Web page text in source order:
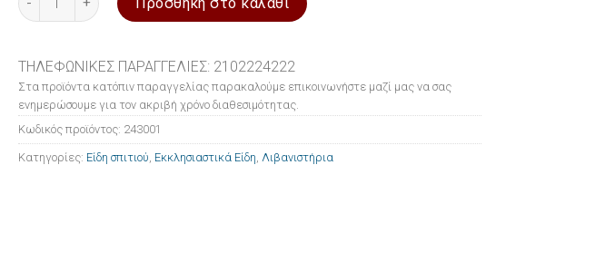
ΤΗΛΕΦΩΝΙΚΕΣ ΠΑΡΑΓΓΕΛΙΕΣ: 2102224222
Στα προϊόντα κατόπιν παραγγελίας παρακαλούμε επικοινωνήστε μαζί μας να σας
ενημερώσουμε για τον ακριβή χρόνο διαθεσιμότητας.
Κωδικός προϊόντος: 243001
Κατηγορίες: Είδη σπιτιού Εκκλησιαστικά Είδη Λιβανιστήρια